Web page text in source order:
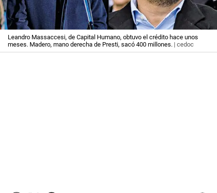
Leandro Massaccesi, de Capital Humano, obtuvo el crédito hace unos
meses. Madero, mano derecha de Presti, sacó 400 millones. | cedoc